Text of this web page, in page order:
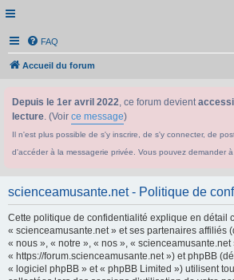
FAQ
Accueil du forum
Depuis le 1er avril 2022, ce forum devient
lecture. (Voir ce message)
Il n'est plus possible de s'y inscrire, de s'y connecter, de
d'accéder à la messagerie privée. Vous pouvez demander
scienceamusante.net - Politique de
Cette politique de confidentialité explique en détail
« scienceamusante.net » et ses partenaires affiliés
« nous », « notre », « nos », « scienceamusante.net
« https://forum.scienceamusante.net ») et phpBB
« logiciel phpBB » et « phpBB Limited ») utilisent